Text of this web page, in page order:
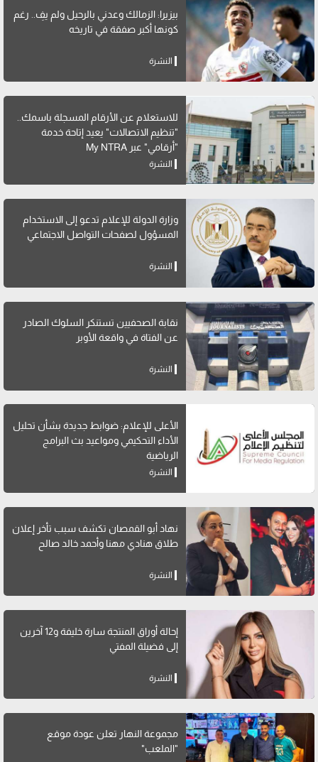
بيزيرا: الزمالك وعدني بالرحيل ولم يفِ.. رغم
كونها أكبر صفقة في تاريخه
النشرة
للاستعلام عن الأرقام المسجلة باسمك..
"تنظيم الاتصالات" يعيد إتاحة خدمة
"أرقامي" عبر My NTRA
النشرة
وزارة الدولة للإعلام تدعو إلى الاستخدام
المسؤول لصفحات التواصل الاجتماعي
النشرة
نقابة الصحفيين تستنكر السلوك الصادر
عن الفتاة في واقعة الأوبر
النشرة
الأعلى للإعلام: ضوابط جديدة بشأن تحليل
الأداء التحكيمي ومواعيد بث البرامج
الرياضية
النشرة
نهاد أبو القمصان تكشف سبب تأخر إعلان
طلاق هنادي مهنا وأحمد خالد صالح
النشرة
إحالة أوراق المنتجة سارة خليفة و12 آخرين
إلى فضيلة المفتي
النشرة
مجموعة النهار تعلن عودة موقع
"الملعب"